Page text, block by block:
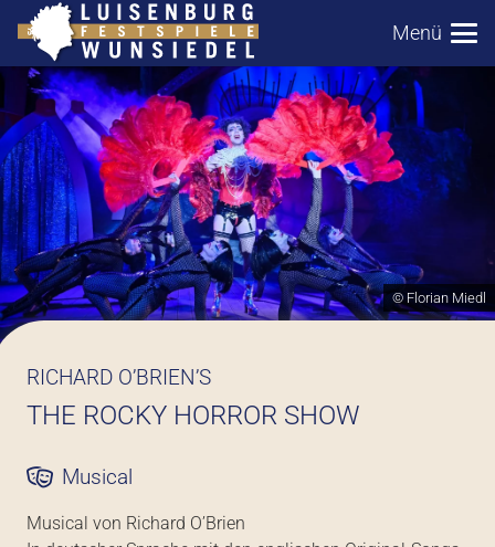
Menü
© Florian Miedl
RICHARD O’BRIEN’S
THE ROCKY HORROR SHOW
Musical
Musical von Richard O’Brien